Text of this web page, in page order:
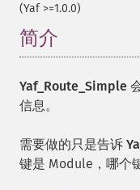
(Yaf >=1.0.0)
简介
Yaf_Route_Simple
信息。
需要做的只是告诉
键是 Module，哪个